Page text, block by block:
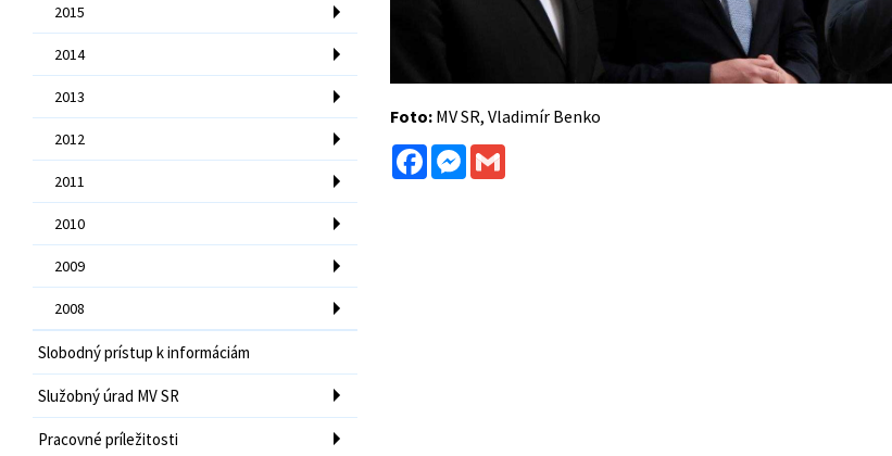
2015
2014
2013
2012
2011
2010
2009
2008
Slobodný prístup k informáciám
Služobný úrad MV SR
Pracovné príležitosti
Foto:MV SR, Vladimír Benko
FacebookMessenger
Gmail